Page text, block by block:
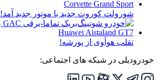
شورولت کوروت جدید با موتور جدید آمد!
تقلب هوآوی از پورشه!
خودرودیلی در شبکه های اجتماعی: